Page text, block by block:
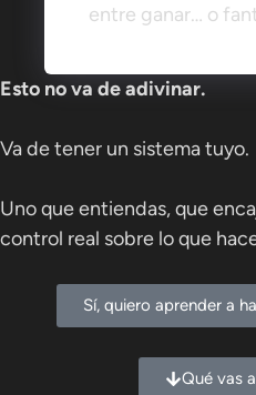
entre ganar… o
Esto no va de adivinar.
Va de tener un sistema tuyo.
Uno que entiendas, que
control real sobre lo que
Sí, quiero aprender a
Qué vas